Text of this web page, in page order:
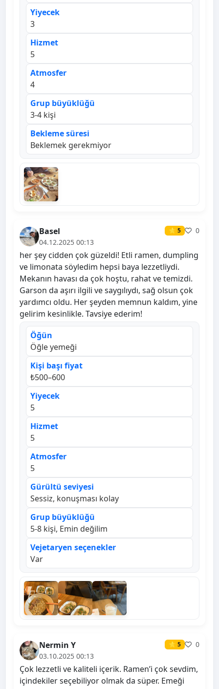
Yiyecek
3
Hizmet
5
Atmosfer
4
Grup büyüklüğü
3-4 kişi
Bekleme süresi
Beklemek gerekmiyor
Basel ⭐ 5
0
04.12.2025 00:13
her şey cidden çok güzeldi! Etli ramen, dumpling
ve limonata söyledim hepsi baya lezzetliydi.
Mekanın havası da çok hoştu, rahat ve temizdi.
Garson da aşırı ilgili ve saygılıydı, sağ olsun çok
yardımcı oldu. Her şeyden memnun kaldım, yine
gelirim kesinlikle. Tavsiye ederim!
Öğün
Öğle yemeği
Kişi başı fiyat
₺500–600
Yiyecek
5
Hizmet
5
Atmosfer
5
Gürültü seviyesi
Sessiz, konuşması kolay
Grup büyüklüğü
5-8 kişi, Emin değilim
Vejetaryen seçenekler
Var
Nermin Y ⭐ 5
0
03.10.2025 00:13
Çok lezzetli ve kaliteli içerik. Ramen’i çok sevdim,
içindekiler seçebiliyor olmak da süper. Emeği